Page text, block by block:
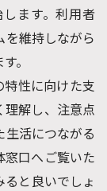
ます。利用者
維持しながら
。
性に向けた支
理解し、注意点
活につながる
窓口へご覧いた
と良いでしょ